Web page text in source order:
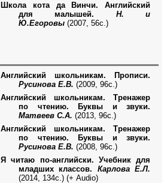
Школа кота да Винчи. Английский
для малышей. Н. и
Ю.Егоровы (2007, 56с.)
Английский школьникам. Прописи.
Русинова Е.В. (2009, 96с.)
Английский школьникам. Тренажер
по чтению. Буквы и звуки.
Матвеев С.А. (2013, 96с.)
Английский школьникам. Тренажер
по чтению. Буквы и звуки.
Русинова Е.В. (2008, 96с.)
Я читаю по-английски. Учебник для
младших классов. Карлова Е.Л.
(2014, 134с.) (+ Audio)